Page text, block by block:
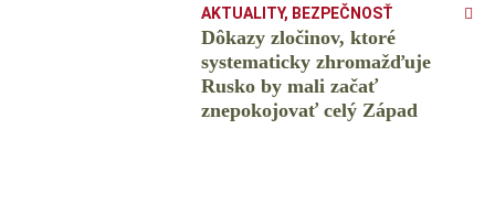
AKTUALITY, BEZPEČNOSŤ
Dôkazy zločinov, ktoré
systematicky zhromažďuje
Rusko by mali začať
znepokojovať celý Západ